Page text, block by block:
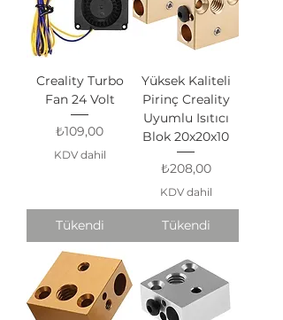
Creality Turbo
Fan 24 Volt
Fiyat
₺109,00
KDV dahil
Tükendi
Yüksek Kaliteli
Pirinç Creality
Uyumlu Isıtıcı
Blok 20x20x10
Fiyat
₺208,00
KDV dahil
Tükendi